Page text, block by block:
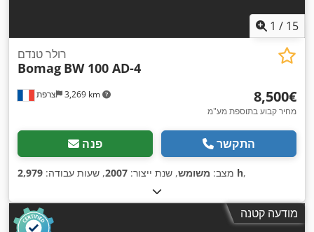
1 / 15
צרפת 3,269 km
רולר טנדם
Bomag BW 100 AD-4
‏8,500 ‏€
מחיר קבוע בתוספת מע"מ
פנה התקשר
מצב: משומש, שנת ייצור: 2007, שעות עבודה: 2,979 h,
מודעה קטנה